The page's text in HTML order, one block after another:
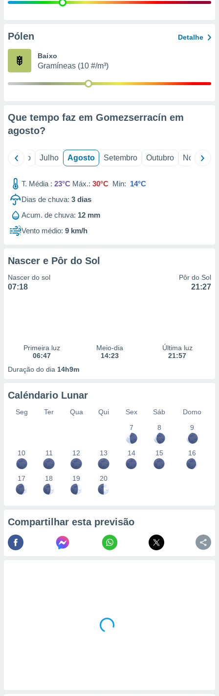
e
de
Pólen Detalhe
Baixo
Gramíneas (10 #/m³)
Que tempo faz em Gomezserracín em
agosto?
Junho Julho Agosto Setembro Outubro Novembro
T. Média : 23°C Máx.: 30°C Min: 14°C
Dias de chuva: 3 dias
Acum. de chuva: 12 mm
Vento médio: 9 km/h
Nascer e Pôr do Sol
Nascer do sol
07:18
Pôr do Sol
21:27
Primeira luz
06:47
Meio-dia
14:23
Última luz
21:57
Duração do dia 14h9m
Caléndario Lunar
Seg Ter Qua Qui Sex Sáb
Domo
7
8 9
10 11 12 13 14 15 16
17 18 19 20
Compartilhar esta previsão